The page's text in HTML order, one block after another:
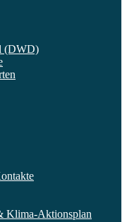
(DWD)
Klima-Aktionsplan